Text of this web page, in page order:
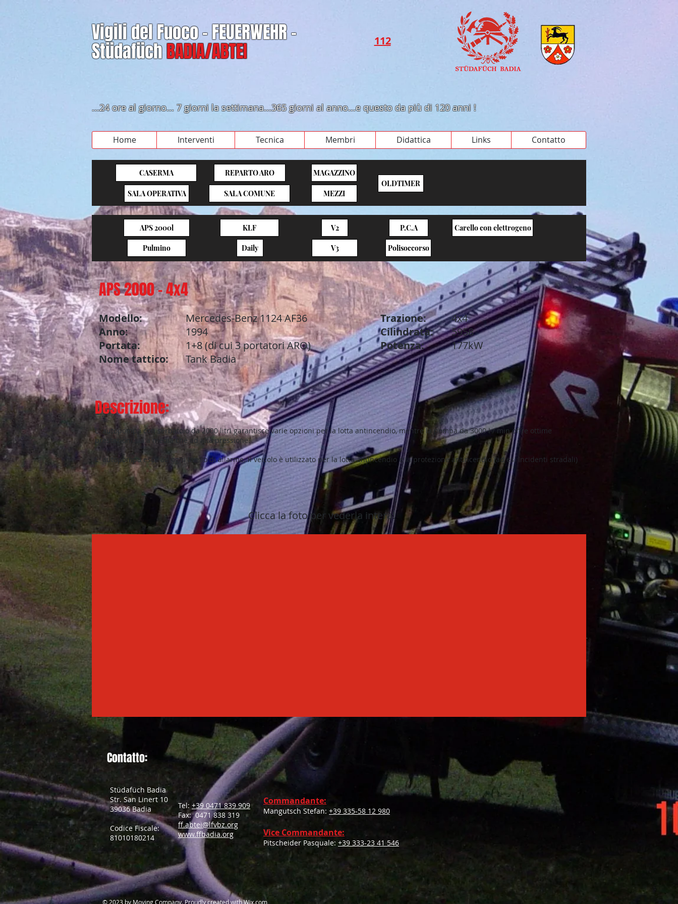
Vigili del Fuoco - FEUERWEHR -
StüdafüchBADIA/ABTEI 112​​
...24 ore al giorno... 7 giorni la settimana...365 giorni al anno...e questo da più di 120 anni !
Home Interventi Tecnica Membri Didattica Links Contatto
CASERMA
SALA OPERATIVA
REPARTO ARO
SALA COMUNE
MAGAZZINO
MEZZI
OLDTIMER
APS 2000l
Pulmino
KLF
Daily
V2
V3
P.C.A Carello con elettrogeno
Polisoccorso
APS 2000 - 4x4
Modello:
Anno:
Portata:
Nome tattico:
Trazione:
Cilindrata:
Potenza:
Mercedes-Benz 1124 AF36
1994
1+8 (di cui 3 portatori ARO)
Tank Badia
4x4
5958
177kW
Descrizione:
L´autopompa con serbatoio da 2000 litri garantisce varie opzioni per la lotta antincendio, mentre la pompa da 3000 l / min offre ottime
prestazioni sia a media che ad alta pressione.
L´autopompa esce ad ogni livello di allarme. Il veicolo è utilizzato per la lotta antincendio e la protezione antincendio (ad es. Incidenti stradali)
Clicca la foto per vederla intera!
Contatto:
Stüdafüch Badia
Str. San Linert 10
39036 Badia
Codice Fiscale:
81010180214
Tel: +39 0471 839 909
Fax: 0471 838 319
ff.abtei@lfvbz.org
www.ffbadia.org
Commandante:
Mangutsch Stefan: +39 335-58 12 980
Vice Commandante:
Pitscheider Pasquale: +39 333-23 41 546
​© 2023 by Moving Company. Proudly created withWix.com